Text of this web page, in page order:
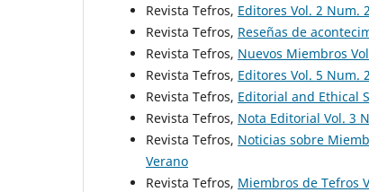
Revista Tefros, Editores Vol. 2 Num.
Revista Tefros, Reseñas de
Revista Tefros, Nuevos Miembros
Revista Tefros, Editores Vol. 5 Num.
Revista Tefros, Editorial and Ethical
Revista Tefros, Nota Editorial Vol. 3
Revista Tefros, Noticias sobre
Verano
Revista Tefros, Miembros de Tefros